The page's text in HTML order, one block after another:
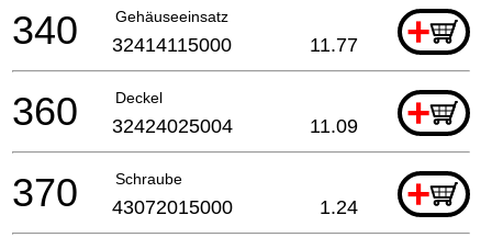
Gehäuseeinsatz +
340 32414115000 11.77
Deckel +
360 32424025004 11.09
Schraube +
370 43072015000 1.24